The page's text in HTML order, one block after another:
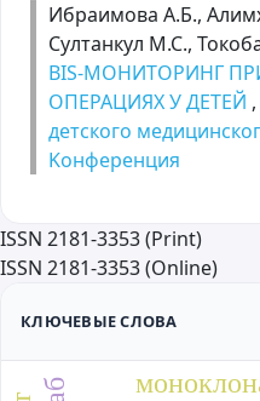
Ибраимова А.Б.,
Султанкул М.С.,
BIS-МОНИТОРИНГ
ОПЕРАЦИЯХ У ДЕТЕЙ ,
детского
Kонференция
ISSN 2181-3353 (Print)
ISSN 2181-3353 (Online)
КЛЮЧЕВЫЕ СЛОВА